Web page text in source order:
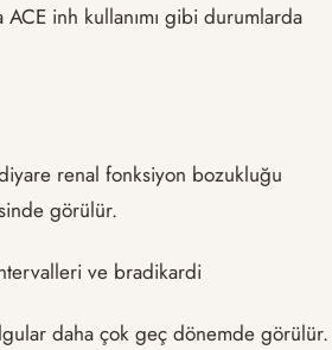
inh kullanımı gibi durumlarda
renal fonksiyon bozukluğu
görülür.
ve bradikardi
daha çok geç dönemde görülür.